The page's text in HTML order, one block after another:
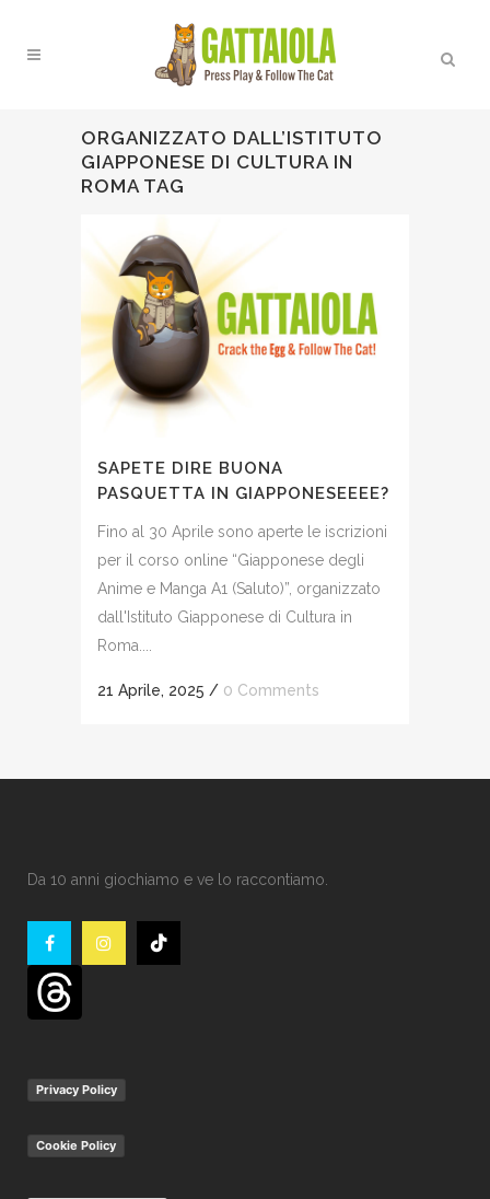
ORGANIZZATO DALL’ISTITUTO
GIAPPONESE DI CULTURA IN
ROMA TAG
SAPETE DIRE BUONA
PASQUETTA IN GIAPPONESEEEE?
Fino al 30 Aprile sono aperte le iscrizioni
per il corso online “Giapponese degli
Anime e Manga A1 (Saluto)”, organizzato
dall'Istituto Giapponese di Cultura in
Roma....
21 Aprile, 2025 / 0 Comments
Da 10 anni giochiamo e ve lo raccontiamo.
Privacy Policy
Cookie Policy